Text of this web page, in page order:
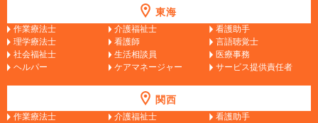
東海
作業療法士 介護福祉士
看護助手
理学療法士
看護師
言語聴覚士
社会福祉士
生活相談員
医療事務
ヘルパー
ケアマネージャー サービス提供責任者
関西
作業療法士 介護福祉士
看護助手